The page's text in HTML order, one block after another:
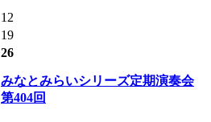
12
19
26
みなとみらいシリーズ定期演奏会
第404回